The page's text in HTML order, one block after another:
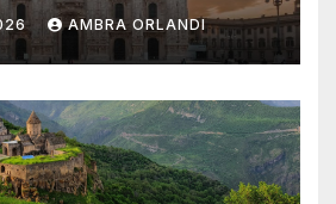
AMBRA ORLANDI